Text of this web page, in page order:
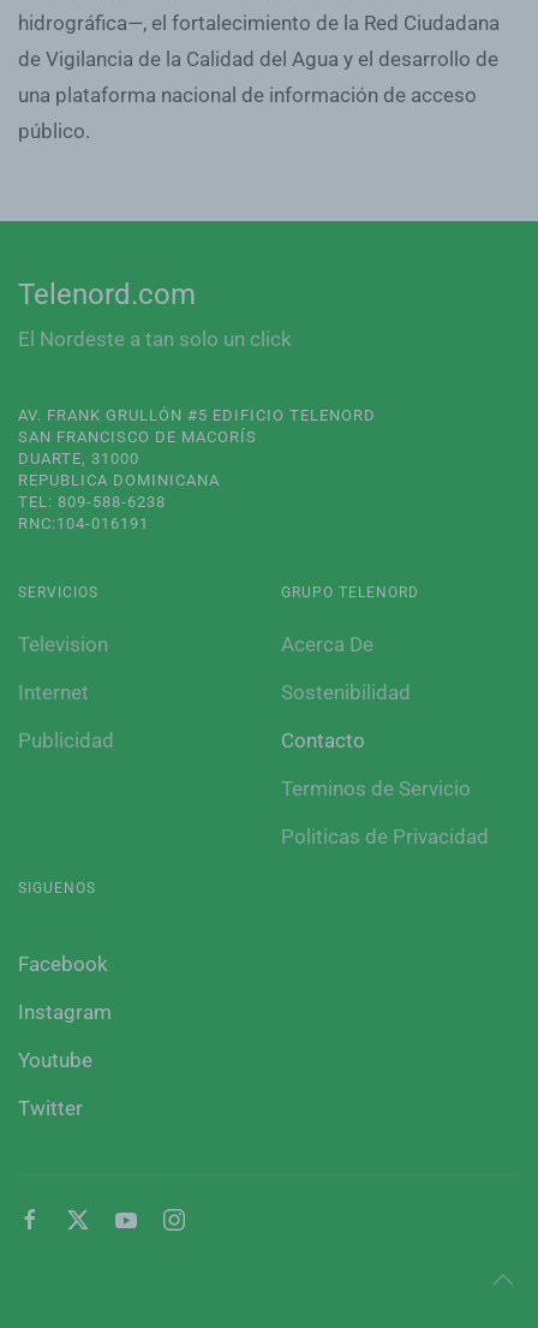
hidrográfica—, el fortalecimiento de la Red Ciudadana
de Vigilancia de la Calidad del Agua y el desarrollo de
una plataforma nacional de información de acceso
público.
Telenord.com
El Nordeste a tan solo un click
AV. FRANK GRULLÓN #5 EDIFICIO TELENORD
SAN FRANCISCO DE MACORÍS
DUARTE, 31000
REPUBLICA DOMINICANA
TEL: 809-588-6238
RNC:104-016191
SERVICIOS
Television
Internet
Publicidad
GRUPO TELENORD
Acerca De
Sostenibilidad
Contacto
Terminos de Servicio
Politicas de Privacidad
SIGUENOS
Facebook
Instagram
Youtube
Twitter